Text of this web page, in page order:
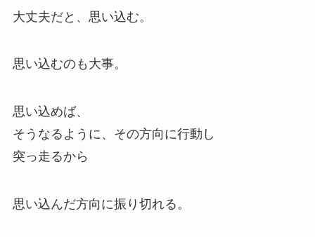
大丈夫だと、思い込む。
思い込むのも大事。
思い込めば、
そうなるように、その方向に行動し
突っ走るから
思い込んだ方向に振り切れる。